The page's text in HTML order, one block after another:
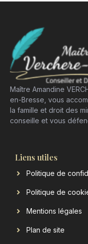
Maître Amandine
en-Bresse, vous
la famille et droit des
conseille et vous
Liens utiles
Politique de
Politique de
Mentions légales
Plan de site